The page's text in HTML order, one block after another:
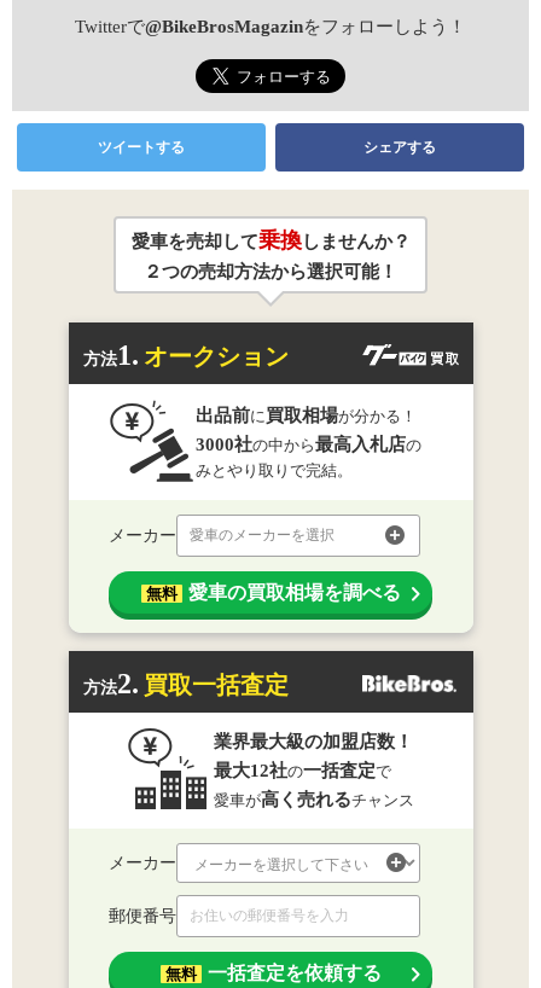
Twitterで@BikeBrosMagazinをフォローしよう！
ツイートする シェアする
愛車を売却して乗換しませんか？
２つの売却方法から選択可能！
方法1. オークション
出品前に買取相場が分かる！
3000社の中から最高入札店の
みとやり取りで完結。
メーカー 愛車のメーカーを選択
無料 愛車の買取相場を調べる
方法2. 買取一括査定
業界最大級の加盟店数！
最大12社の一括査定で
愛車が高く売れるチャンス
メーカー
郵便番号
無料 一括査定を依頼する